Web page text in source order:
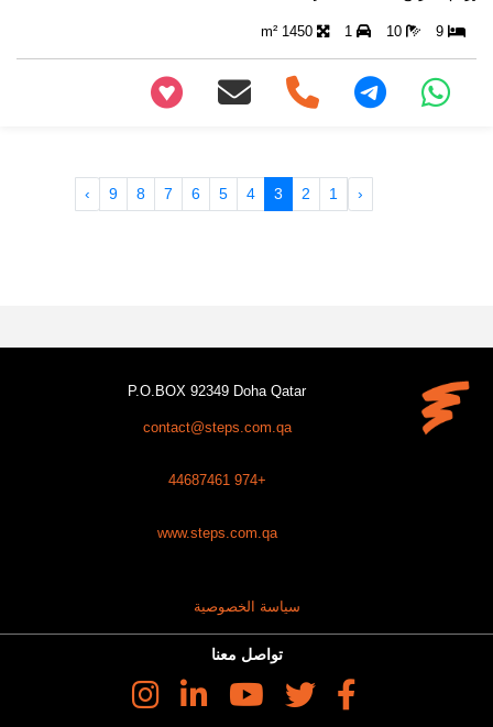
9
10
1
1450 m²
‹
1
2
3
4
5
6
7
8
9
›
P.O.BOX 92349 Doha Qatar
contact@steps.com.qa
+974 44687461
www.steps.com.qa
سياسة الخصوصية
تواصل معنا